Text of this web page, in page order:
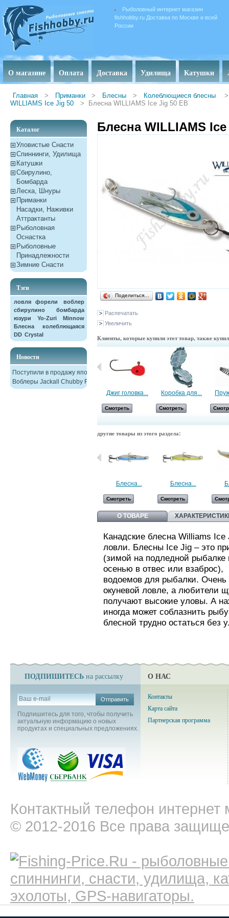
Рыболовный интернет магазин
fishhobby.ru Доставка по Москве и всей
России
О магазине Оплата Доставка Удилища Катушки
Главная > Приманки > Блесны > Колеблющиеся блесны
>
WILLIAMS Ice Jig 50
> Блесна WILLIAMS Ice Jig 50 EB
Каталог
Уловистые Снасти
Спиннинги, Удилища
Катушки
Сбирулино,
Бомбарда
Леска, Шнуры
Приманки
Насадки, Наживки
Aттрактанты
Рыболовная
Оснастка
Рыболовные
Принадлежности
Зимние Снасти
Тэги
ловля форели
воблер
сбирулино
бомбарда
юзури
Yo-Zuri
Minnow
Блесна колеблющаяся
DD Crystal
Новости
Поступили в продажу японские
Воблеры Jackall Chubby F38
Блесна WILLIAMS
Поделиться…
Распечатать
Увеличить
Клиенты, которые купили этот товар, также
Джиг головка...
Смотреть
Коробка для...
Смотреть
другие товары из этого раздела:
Блесна...
Смотреть
Блесна...
Смотреть
О ТОВАРЕ
Канадские блесна Williams
ловли. Блесны Ice Jig – это
(зимой на подледной
осенью в отвес или
водоемов для рыбалки.
окуневой ловле, а любители
получают высокие уловы. А
иногда может соблазнить
блесной трудно остаться без
ПОДПИШИТЕСЬ на рассылку
Отправить
Подпишитесь для того, чтобы получить
актуальную информацию о новых
продуктах и специальных предложениях.
О НАС
Контакты
Карта сайта
Партнерская программа
Контактный телефон интернет
© 2012-2016 Все права